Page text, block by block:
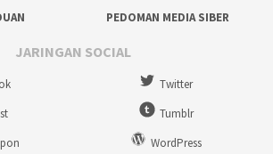
PEDOMAN MEDIA SIBER
JARINGAN SOCIAL
Twitter
Tumblr
WordPress